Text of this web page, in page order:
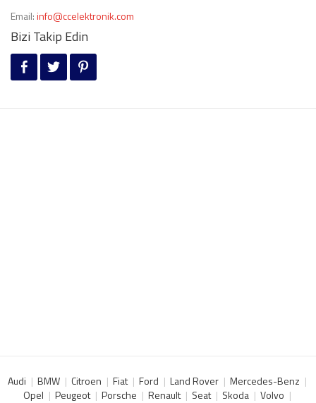
Email:info@ccelektronik.com
Bizi Takip Edin
Audi BMW Citroen Fiat Ford Land Rover
Mercedes-Benz
Opel
Peugeot Porsche Renault Seat Skoda
Volvo